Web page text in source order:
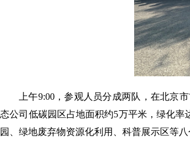
上午9:00，参观人员分成两队，在北京
态公司低碳园区占地面积约5万平米，绿化
园、绿地废弃物资源化利用、科普展示区等